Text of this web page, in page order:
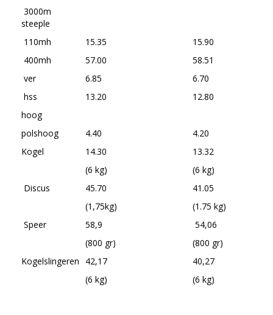
3000m
steeple
110mh
15.35
15.90
400mh
57.00
58.51
ver
6.85
6.70
hss
13.20
12.80
hoog
polshoog
4.40
4.20
Kogel
14.30
13.32
(6 kg)
(6 kg)
Discus
45.70
41.05
(1,75kg)
(1.75 kg)
Speer
58,9
54,06
(800 gr)
(800 gr)
Kogelslingeren
42,17
40,27
(6 kg)
(6 kg)